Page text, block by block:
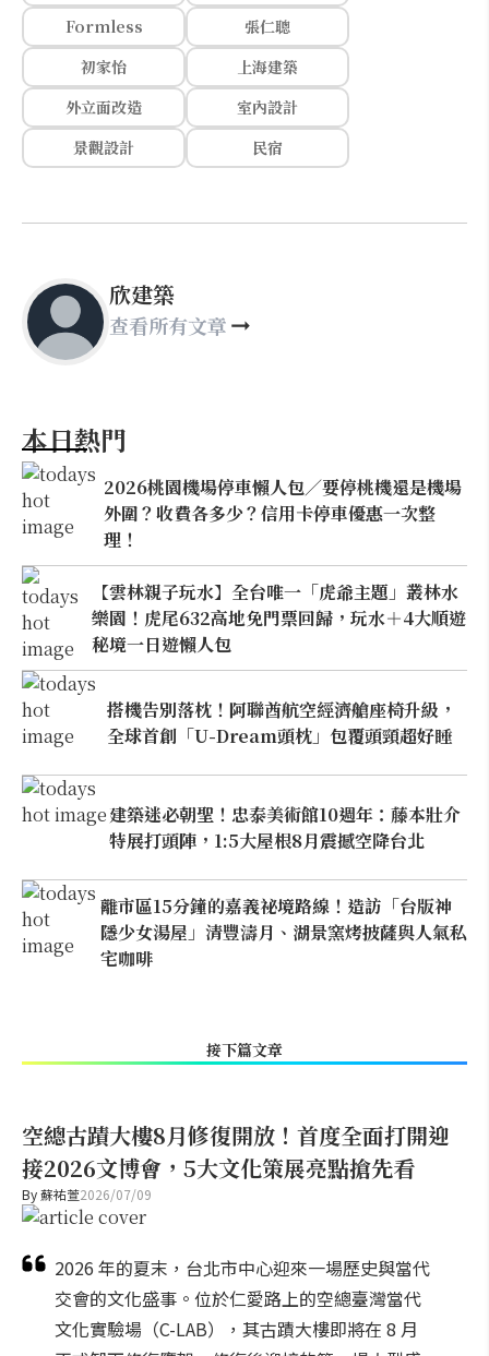
Formless
張仁聰
初家怡
上海建築
外立面改造
室內設計
景觀設計
民宿
欣建築
查看所有文章
本日熱門
2026桃園機場停車懶人包／要停桃機還是機場
外圍？收費各多少？信用卡停車優惠一次整
理！
【雲林親子玩水】全台唯一「虎爺主題」叢林水
樂園！虎尾632高地免門票回歸，玩水＋4大順遊
秘境一日遊懶人包
搭機告別落枕！阿聯酋航空經濟艙座椅升級，
全球首創「U-Dream頭枕」包覆頭頸超好睡
建築迷必朝聖！忠泰美術館10週年：藤本壯介
特展打頭陣，1:5大屋根8月震撼空降台北
離市區15分鐘的嘉義祕境路線！造訪「台版神
隱少女湯屋」清豐濤月、湖景窯烤披薩與人氣私
宅咖啡
接下篇文章
空總古蹟大樓8月修復開放！首度全面打開迎
接2026文博會，5大文化策展亮點搶先看
By蘇祐萱2026/07/09
2026 年的夏末，台北市中心迎來一場歷史與當代
交會的文化盛事。位於仁愛路上的空總臺灣當代
文化實驗場（C-LAB），其古蹟大樓即將在 8 月